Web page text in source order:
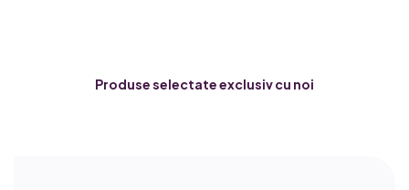
Produse selectate exclusiv cu noi